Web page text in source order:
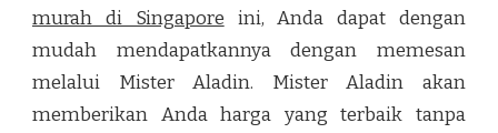
murah di Singapore ini, Anda dapat dengan
mudah mendapatkannya dengan memesan
melalui Mister Aladin. Mister Aladin akan
memberikan Anda harga yang terbaik tanpa